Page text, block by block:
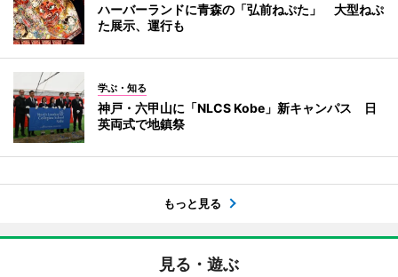
ハーバーランドに青森の「弘前ねぷた」 大型ねぷ
た展示、運行も
学ぶ・知る
神戸・六甲山に「NLCS Kobe」新キャンパス 日
英両式で地鎮祭
もっと見る
見る・遊ぶ